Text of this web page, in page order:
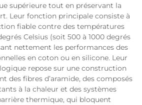
supérieure tout en préservant la
Leur fonction principale consiste à
fiable contre des températures
Celsius (soit 500 à 1000 degrés
nettement les performances des
en coton ou en silicone. Leur
repose sur une construction
des fibres d’aramide, des composés
à la chaleur et des systèmes
thermique, qui bloquent